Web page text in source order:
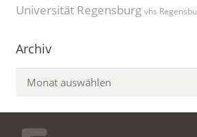
Universität Regensburg vhs
Archiv
Archiv